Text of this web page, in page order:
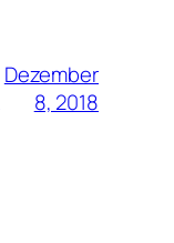
Dezember
8, 2018